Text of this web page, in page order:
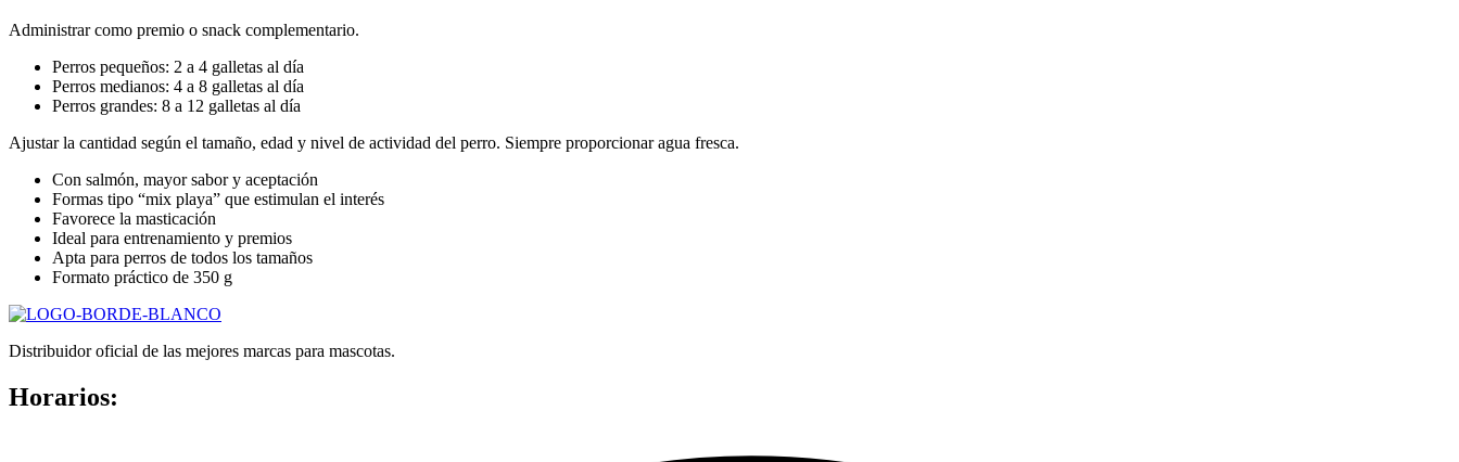
Administrar como premio o snack complementario.
Perros pequeños: 2 a 4 galletas al día
Perros medianos: 4 a 8 galletas al día
Perros grandes: 8 a 12 galletas al día
Ajustar la cantidad según el tamaño, edad y nivel de actividad del perro. Siempre proporcionar agua fresca.
Con salmón, mayor sabor y aceptación
Formas tipo “mix playa” que estimulan el interés
Favorece la masticación
Ideal para entrenamiento y premios
Apta para perros de todos los tamaños
Formato práctico de 350 g
Distribuidor oficial de las mejores marcas para mascotas.
Horarios: